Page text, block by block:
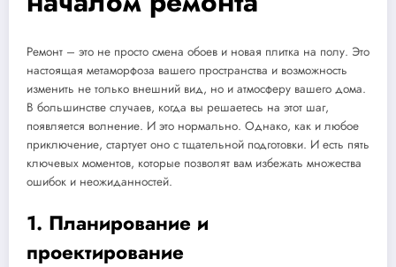
Ремонт – это не просто смена обоев и новая плитка на полу. Это
настоящая метаморфоза вашего пространства и возможность
изменить не только внешний вид, но и атмосферу вашего дома.
В большинстве случаев, когда вы решаетесь на этот шаг,
появляется волнение. И это нормально. Однако, как и любое
приключение, стартует оно с тщательной подготовки. И есть пять
ключевых моментов, которые позволят вам избежать множества
ошибок и неожиданностей.
1. Планирование и
проектирование